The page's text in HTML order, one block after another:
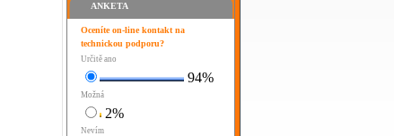
ANKETA
Oceníte on-line kontakt na
technickou podporu?
Určitě ano
94%
Možná
2%
Nevím